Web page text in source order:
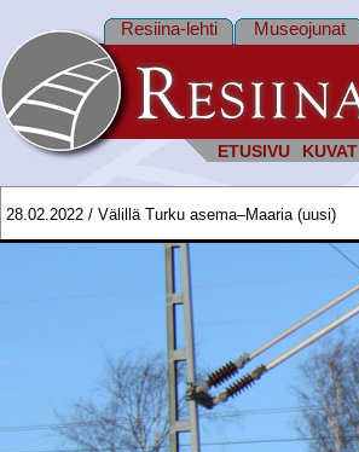
ETUSIVU KUVAT
Resiina-lehti Museojunat
28.02.2022 / Välillä Turku asema–Maaria (uusi)